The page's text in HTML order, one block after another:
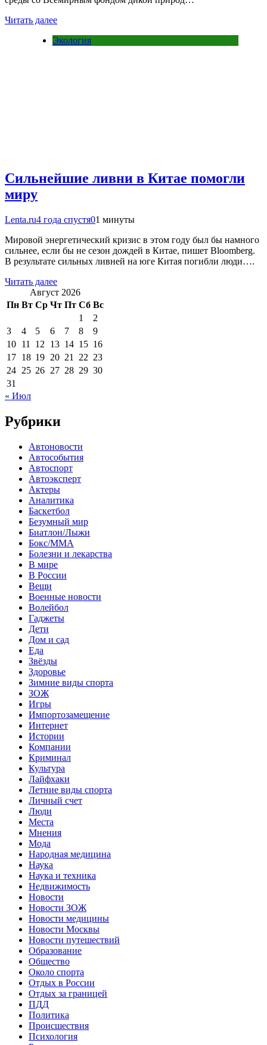
Читать далее
Экология
Сильнейшие ливни в Китае помогли
миру
Lenta.ru4 года спустя01 минуты
Мировой энергетический кризис в этом году был бы намного
сильнее, если бы не сезон дождей в Китае, пишет Bloomberg.
В результате сильных ливней на юге Китая погибли люди….
Читать далее
Август 2026
Пн Вт Ср Чт Пт Сб Вс
1
2
3
4 5 6 7 8
9
10 11 12 13 14 15 16
17 18 19 20 21 22 23
24 25 26 27 28 29 30
31
« Июл
Рубрики
Автоновости
Автособытия
Автоспорт
Автоэксперт
Актеры
Аналитика
Баскетбол
Безумный мир
Биатлон/Лыжи
Бокс/MMA
Болезни и лекарства
В мире
В России
Вещи
Военные новости
Волейбол
Гаджеты
Дети
Дом и сад
Еда
Звёзды
Здоровье
Зимние виды спорта
ЗОЖ
Игры
Импортозамещение
Интернет
Истории
Компании
Криминал
Культура
Лайфхаки
Летние виды спорта
Личный счет
Люди
Места
Мнения
Мода
Народная медицина
Наука
Наука и техника
Недвижимость
Новости
Новости ЗОЖ
Новости медицины
Новости Москвы
Новости путешествий
Образование
Общество
Около спорта
Отдых в России
Отдых за границей
ПДД
Политика
Происшествия
Психология